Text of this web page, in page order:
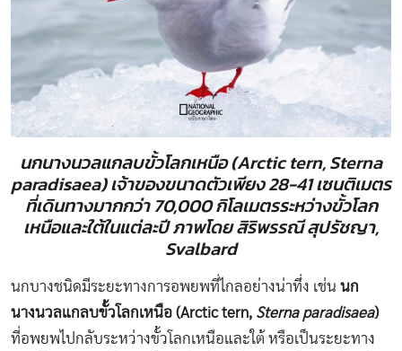
นกนางนวลแกลบขั้วโลกเหนือ (Arctic tern, Sterna
paradisaea) เจ้าของขนาดตัวเพียง 28-41 เซนติเมตร
ที่เดินทางมากกว่า 70,000 กิโลเมตรระหว่างขั้วโลก
เหนือและใต้ในแต่ละปี ภาพโดย สิริพรรณี สุปรัชญา,
Svalbard
นกบางชนิดมีระยะทางการอพยพที่ไกลอย่างน่าทึ่ง เช่น นก
นางนวลแกลบขั้วโลกเหนือ (Arctic tern, Sterna paradisaea)
ที่อพยพไปกลับระหว่างขั้วโลกเหนือและใต้ หรือเป็นระยะทาง